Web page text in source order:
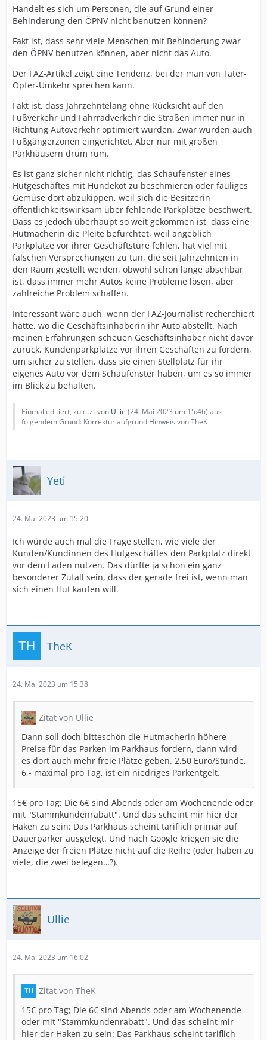
Handelt es sich um Personen, die auf Grund einer
Behinderung den ÖPNV nicht benutzen können?
Fakt ist, dass sehr viele Menschen mit Behinderung zwar
den ÖPNV benutzen können, aber nicht das Auto.
Der FAZ-Artikel zeigt eine Tendenz, bei der man von Täter-
Opfer-Umkehr sprechen kann.
Fakt ist, dass Jahrzehntelang ohne Rücksicht auf den
Fußverkehr und Fahrradverkehr die Straßen immer nur in
Richtung Autoverkehr optimiert wurden. Zwar wurden auch
Fußgängerzonen eingerichtet. Aber nur mit großen
Parkhäusern drum rum.
Es ist ganz sicher nicht richtig, das Schaufenster eines
Hutgeschäftes mit Hundekot zu beschmieren oder fauliges
Gemüse dort abzukippen, weil sich die Besitzerin
öffentlichkeitswirksam über fehlende Parkplätze beschwert.
Dass es jedoch überhaupt so weit gekommen ist, dass eine
Hutmacherin die Pleite befürchtet, weil angeblich
Parkplätze vor ihrer Geschäftstüre fehlen, hat viel mit
falschen Versprechungen zu tun, die seit Jahrzehnten in
den Raum gestellt werden, obwohl schon lange absehbar
ist, dass immer mehr Autos keine Probleme lösen, aber
zahlreiche Problem schaffen.
Interessant wäre auch, wenn der FAZ-Journalist recherchiert
hätte, wo die Geschäftsinhaberin ihr Auto abstellt. Nach
meinen Erfahrungen scheuen Geschäftsinhaber nicht davor
zurück, Kundenparkplätze vor ihren Geschäften zu fordern,
um sicher zu stellen, dass sie einen Stellplatz für ihr
eigenes Auto vor dem Schaufenster haben, um es so immer
im Blick zu behalten.
Einmal editiert, zuletzt von Ullie (24. Mai 2023 um 15:46) aus
folgendem Grund: Korrektur aufgrund Hinweis von TheK
Yeti
24. Mai 2023 um 15:20
Ich würde auch mal die Frage stellen, wie viele der
Kunden/Kundinnen des Hutgeschäftes den Parkplatz direkt
vor dem Laden nutzen. Das dürfte ja schon ein ganz
besonderer Zufall sein, dass der gerade frei ist, wenn man
sich einen Hut kaufen will.
TheK
24. Mai 2023 um 15:38
Zitat von Ullie
Dann soll doch bitteschön die Hutmacherin höhere
Preise für das Parken im Parkhaus fordern, dann wird
es dort auch mehr freie Plätze geben. 2,50 Euro/Stunde,
6,- maximal pro Tag, ist ein niedriges Parkentgelt.
15€ pro Tag; Die 6€ sind Abends oder am Wochenende oder
mit "Stammkundenrabatt". Und das scheint mir hier der
Haken zu sein: Das Parkhaus scheint tariflich primär auf
Dauerparker ausgelegt. Und nach Google kriegen sie die
Anzeige der freien Plätze nicht auf die Reihe (oder haben zu
viele, die zwei belegen…?).
Ullie
24. Mai 2023 um 16:02
Zitat von TheK
15€ pro Tag; Die 6€ sind Abends oder am Wochenende
oder mit "Stammkundenrabatt". Und das scheint mir
hier der Haken zu sein: Das Parkhaus scheint tariflich